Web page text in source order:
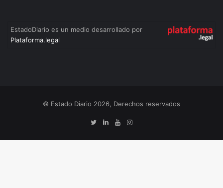
EstadoDiario es un medio desarrollado por
Plataforma.legal
© Estado Diario 2026, Derechos reservados